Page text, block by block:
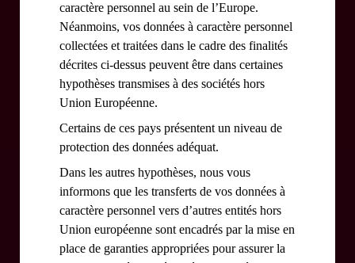
caractère personnel au sein de l’Europe.
Néanmoins, vos données à caractère personnel
collectées et traitées dans le cadre des finalités
décrites ci-dessus peuvent être dans certaines
hypothèses transmises à des sociétés hors
Union Européenne.
Certains de ces pays présentent un niveau de
protection des données adéquat.
Dans les autres hypothèses, nous vous
informons que les transferts de vos données à
caractère personnel vers d’autres entités hors
Union européenne sont encadrés par la mise en
place de garanties appropriées pour assurer la